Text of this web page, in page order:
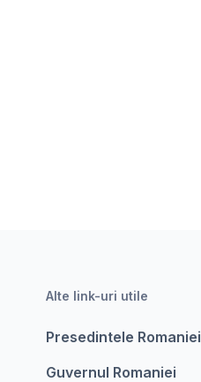
Alte link-uri utile
Presedintele Romaniei
Guvernul Romaniei